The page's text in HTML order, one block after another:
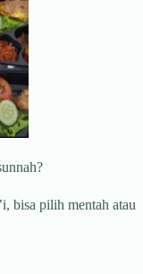
bisa pilih mentah atau